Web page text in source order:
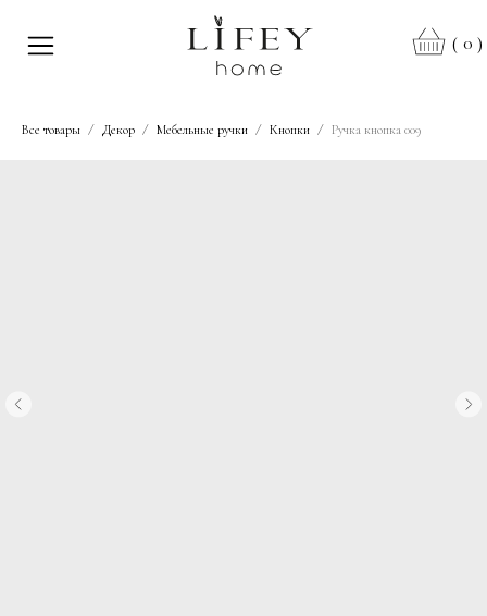
( )
0
Все товары Декор Мебельные ручки Кнопки Ручка кнопка 009